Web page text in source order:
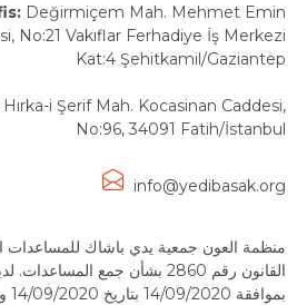
Değirmiçem Mah. Mehmet Emin
No:21 Vakıflar Ferhadiye İş Merkezi
Kat:4 Şehitkamil/Gaziantep
i Şerif Mah. Kocasinan Caddesi,
No:96, 34091 Fatih/İstanbul
info@yedibasak.org
القانون رقم 2860 بشأن جمع